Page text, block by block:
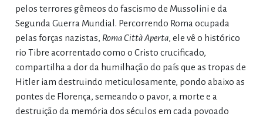
pelos terrores gêmeos do fascismo de Mussolini e da
Segunda Guerra Mundial. Percorrendo Roma ocupada
pelas forças nazistas, Roma Città Aperta, ele vê o histórico
rio Tibre acorrentado como o Cristo crucificado,
compartilha a dor da humilhação do país que as tropas de
Hitler iam destruindo meticulosamente, pondo abaixo as
pontes de Florença, semeando o pavor, a morte e a
destruição da memória dos séculos em cada povoado